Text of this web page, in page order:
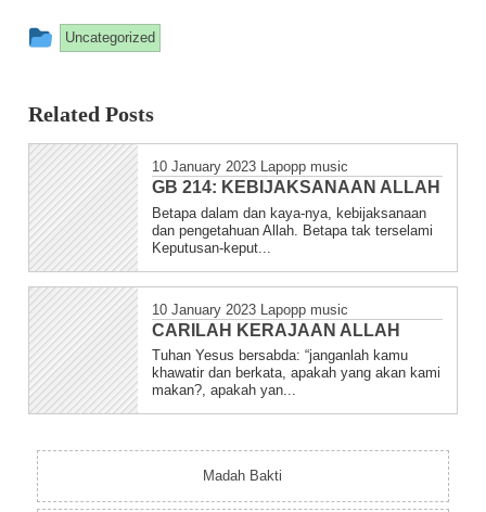
This entry was posted in
Uncategorized
Related Posts
10 January 2023 Lapopp music
GB 214: KEBIJAKSANAAN ALLAH
Betapa dalam dan kaya-nya, kebijaksanaan
dan pengetahuan Allah. Betapa tak terselami
Keputusan-keput...
10 January 2023 Lapopp music
CARILAH KERAJAAN ALLAH
Tuhan Yesus bersabda: “janganlah kamu
khawatir dan berkata, apakah yang akan kami
makan?, apakah yan...
Madah Bakti